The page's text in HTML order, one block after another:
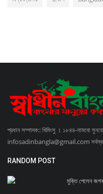
প্রধান সম্পাদক:: খিমিংসু । ১৮৪৪-নামবো
infosadinbangla@gmail.com সর্বস্বত্ব
RANDOM POST
মুক্তি পেলেন